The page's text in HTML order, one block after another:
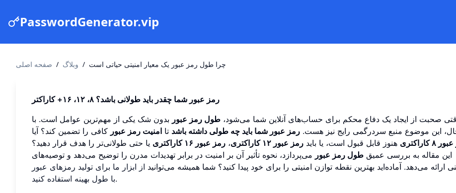
PasswordGenerator.vip
صفحه اصلی / وبلاگ / چرا طول رمز عبور یک معیار امنیتی حیاتی است
رمز عبور شما چقدر باید طولانی باشد؟ ۸، ۱۲، ۱۶+ کاراکتر
صحبت از ایجاد یک دفاع محکم برای حساب‌های آنلاین شما می‌شود، طول رمز عبور بدون شک یکی از مهم‌ترین عوامل است. با
این موضوع منبع سردرگمی رایج نیز هست. رمز عبور شما باید چه طولی داشته باشد تا امنیت رمز عبور کافی را تضمین کند؟ آیا
کاراکتری
هنوز قابل قبول است، یا باید رمز عبور ۱۲ کاراکتری ، رمز عبور ۱۶ کاراکتری
یا حتی طولانی‌تر را هدف قرار دهید؟
این مقاله به بررسی عمیق طول رمز عبور می‌پردازد، نحوه تأثیر آن بر امنیت در برابر تهدیدات مدرن را توضیح می‌دهد و توصیه‌های
ارائه می‌دهد. آماده‌اید بهترین نقطه توازن امنیتی را برای خود پیدا کنید؟ شما همیشه می‌توانید از ابزار ما برای تولید رمزهای عبور
با طول بهینه استفاده کنید.